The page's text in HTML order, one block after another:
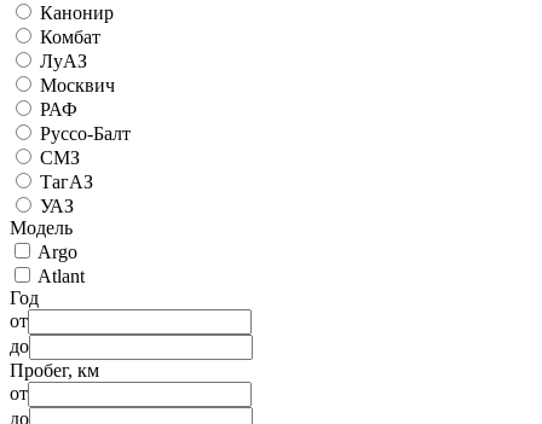
Канонир
Комбат
ЛуАЗ
Москвич
РАФ
Руссо-Балт
СМЗ
ТагАЗ
УАЗ
Модель
Argo
Atlant
Год
от
до
Пробег, км
от
до